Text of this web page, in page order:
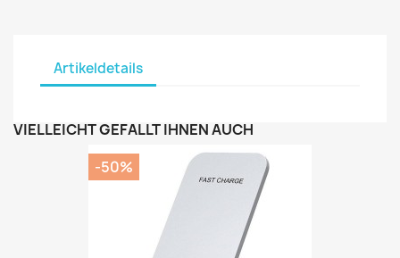
Artikeldetails
VIELLEICHT GEFÄLLT IHNEN AUCH
-50%